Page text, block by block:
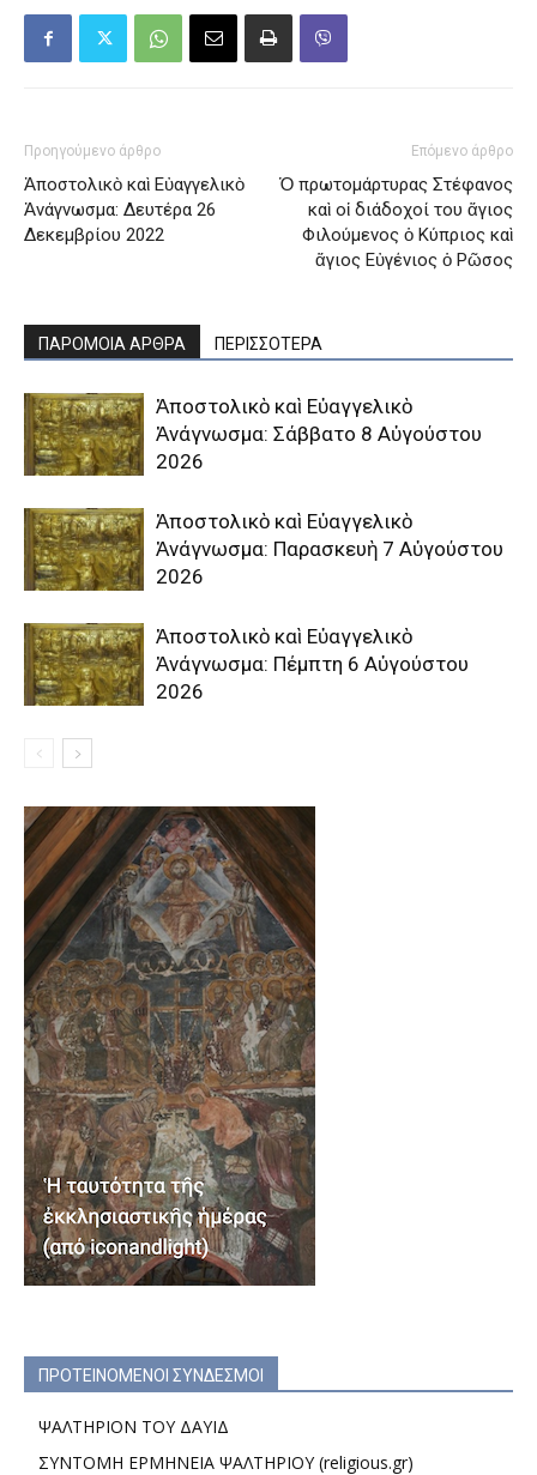
Προηγούμενο άρθρο
Ἀποστολικὸ καὶ Εὐαγγελικὸ
Ἀνάγνωσμα: Δευτέρα 26
Δεκεμβρίου 2022
Επόμενο άρθρο
Ὁ πρωτομάρτυρας Στέφανος
καὶ οἱ διάδοχοί του ἅγιος
Φιλούμενος ὁ Κύπριος καὶ
ἅγιος Εὐγένιος ὁ Ρῶσος
ΠΑΡΟΜΟΙΑ ΑΡΘΡΑ ΠΕΡΙΣΣΟΤΕΡΑ
Ἀποστολικὸ καὶ Εὐαγγελικὸ
Ἀνάγνωσμα: Σάββατο 8 Αὐγούστου
2026
Ἀποστολικὸ καὶ Εὐαγγελικὸ
Ἀνάγνωσμα: Παρασκευὴ 7 Αὐγούστου
2026
Ἀποστολικὸ καὶ Εὐαγγελικὸ
Ἀνάγνωσμα: Πέμπτη 6 Αὐγούστου
2026
ΠΡΟΤΕΙΝΟΜΕΝΟΙ ΣΥΝΔΕΣΜΟΙ
ΨΑΛΤΗΡΙΟΝ ΤΟΥ ΔΑΥΙΔ
ΣΥΝΤΟΜΗ ΕΡΜΗΝΕΙΑ ΨΑΛΤΗΡΙΟΥ (religious.gr)